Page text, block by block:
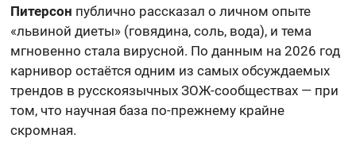
Питерсон публично рассказал о личном опыте
«львиной диеты» (говядина, соль, вода), и тема
мгновенно стала вирусной. По данным на 2026 год
карнивор остаётся одним из самых обсуждаемых
трендов в русскоязычных ЗОЖ-сообществах — при
том, что научная база по-прежнему крайне
скромная.